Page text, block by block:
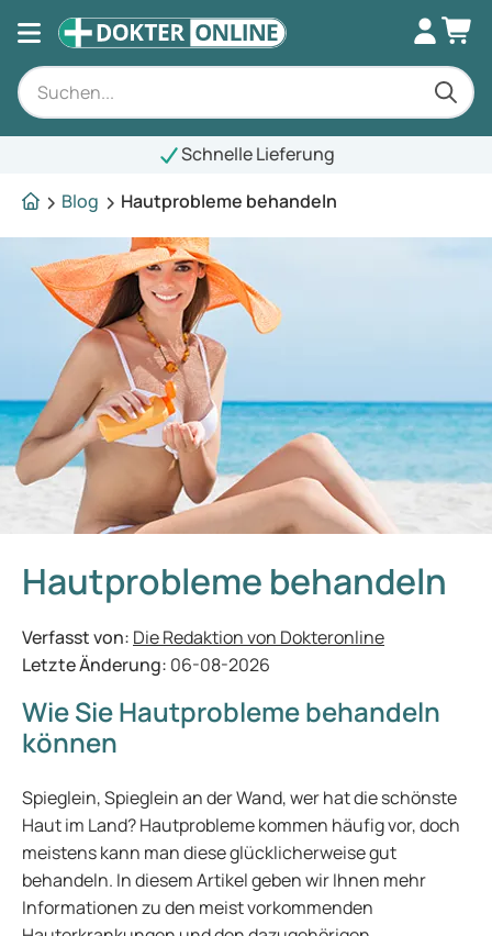
Schnelle Lieferung
Blog
Hautprobleme behandeln
Hautprobleme behandeln
Verfasst von: Die Redaktion von Dokteronline
Letzte Änderung: 06-08-2026
Wie Sie Hautprobleme behandeln
können
Spieglein, Spieglein an der Wand, wer hat die schönste
Haut im Land? Hautprobleme kommen häufig vor, doch
meistens kann man diese glücklicherweise gut
behandeln. In diesem Artikel geben wir Ihnen mehr
Informationen zu den meist vorkommenden